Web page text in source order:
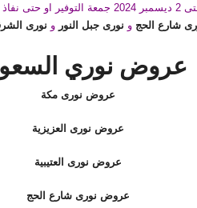
شارع الحج و نورى جبل النور و نورى
عروض نوري
عروض نورى مكة
عروض نورى العزيزية
عروض نورى العتيبية
عروض نورى شارع الحج